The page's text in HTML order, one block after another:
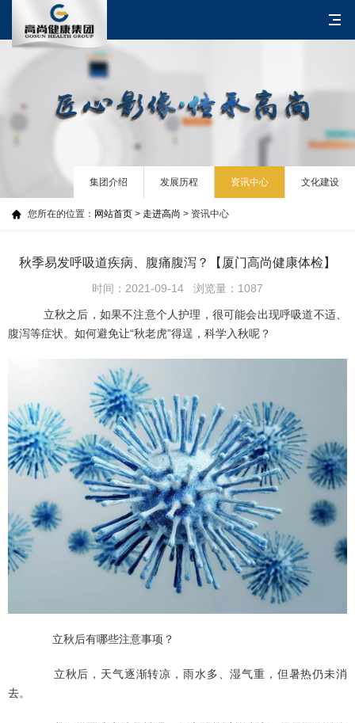
您所在的位置： 网站首页 > 走进高尚 > 资讯中心
集团介绍 发展历程 资讯中心 文化建设
秋季易发呼吸道疾病、腹痛腹泻？【厦门高尚健康体检】
时间：2021-09-14 浏览量：1087
立秋之后，如果不注意个人护理，很可能会出现呼吸道不适、
腹泻等症状。如何避免让“秋老虎”得逞，科学入秋呢？
立秋后有哪些注意事项？
立秋后，天气逐渐转凉，雨水多、湿气重，但暑热仍未消
去。